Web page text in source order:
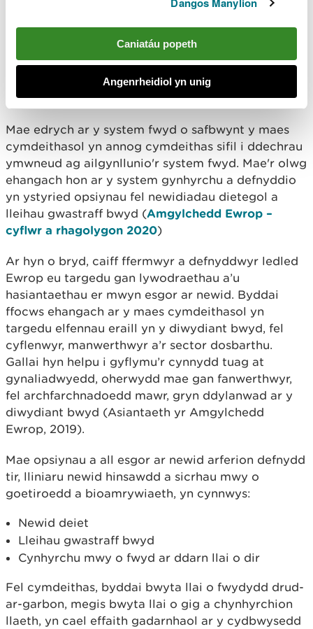
Caniatáu popeth
Angenrheidiol yn unig
ar rannau eraill o’r system fwyd. Er mwyn
hynny’n ddi-oed, mae angen ymdrech ddiwyro o
fewn cymdeithas sifil a'r maes cymdeithasol.
Y maes cymdeithasol
Mae edrych ar y system fwyd o safbwynt y maes
cymdeithasol yn annog cymdeithas sifil i ddechrau
ymwneud ag ailgynllunio'r system fwyd. Mae'r olwg
ehangach hon ar y system gynhyrchu a defnyddio
yn ystyried opsiynau fel newidiadau dietegol a
lleihau gwastraff bwyd (Amgylchedd Ewrop –
cyflwr a rhagolygon 2020)
Ar hyn o bryd, caiff ffermwyr a defnyddwyr ledled
Ewrop eu targedu gan lywodraethau a’u
hasiantaethau er mwyn esgor ar newid. Byddai
ffocws ehangach ar y maes cymdeithasol yn
targedu elfennau eraill yn y diwydiant bwyd, fel
cyflenwyr, manwerthwyr a’r sector dosbarthu.
Gallai hyn helpu i gyflymu’r cynnydd tuag at
gynaliadwyedd, oherwydd mae gan fanwerthwyr,
fel archfarchnadoedd mawr, gryn ddylanwad ar y
diwydiant bwyd (Asiantaeth yr Amgylchedd
Ewrop, 2019).
Mae opsiynau a all esgor ar newid arferion defnydd
tir, lliniaru newid hinsawdd a sicrhau mwy o
goetiroedd a bioamrywiaeth, yn cynnwys:
Newid deiet
Lleihau gwastraff bwyd
Cynhyrchu mwy o fwyd ar ddarn llai o dir
Fel cymdeithas, byddai bwyta llai o fwydydd drud-
ar-garbon, megis bwyta llai o gig a chynhyrchion
llaeth, yn cael effaith gadarnhaol ar y cydbwysedd